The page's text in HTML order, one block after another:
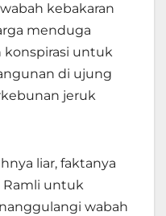
kebakaran
menduga
konspirasi untuk
di ujung
jeruk
liar, faktanya
Ramli untuk
wabah